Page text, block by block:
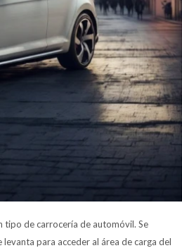
tipo de carrocería de automóvil. Se
para acceder al área de carga del